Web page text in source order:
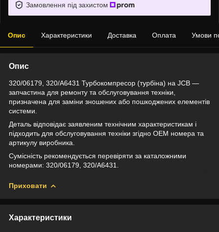
Замовлення під захистом
Опис Характеристики Доставка Оплата Умови
Опис
320/06179, 320/A6431 Турбокомпресор (турбіна) на JCB —
запчастина для ремонту та обслуговування техніки,
призначена для заміни зношених або пошкоджених елементів
системи.
Деталь відповідає заявленим технічним характеристикам і
підходить для обслуговування техніки згідно OEM номера та
артикулу виробника.
Сумісність рекомендується перевіряти за каталожними
номерами: 320/06179, 320/A6431.
Приховати
Характеристики